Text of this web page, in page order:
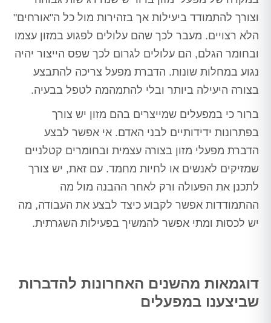
וצורך להתמודד ביעילות אך בזהירות מול כל ה"אורחים"
הלא רצויים. מעבר לכך שהם עלולים לפגוע במזון עצמו
ובחומר הגלם, הם עלולים לגרום לכך שפס הייצור יהיה
נגוע במחלות שונות. הדברת מפעל צריכה להתבצע
בצורה היעילה ביותר ובלי להתמהמה לטפל בבעיה.
ברור כי במפעלים שמייצרים בהם מזון יש צורך
בפתרונות ידידותיים לבני האדם. אי אפשר לבצע
הדברת מפעלי מזון בצורה עצמית ובחומרים קטלניים
שמזיקים לאנשים או לחיות מחמד. עם זאת, יש צורך
לתכנן את הפעולה ורק לאחר ההבנה מול מה
ההתמודדות אפשר לקבוע כיצד לבצע את העבודה, מה
יש לכסות ומתי אפשר להמשיך בפעילות השגרתית.
דוגמאות מהשנים האחרונות להדברות
שביצענו במפעלים